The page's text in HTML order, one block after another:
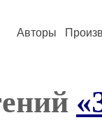
Авторы